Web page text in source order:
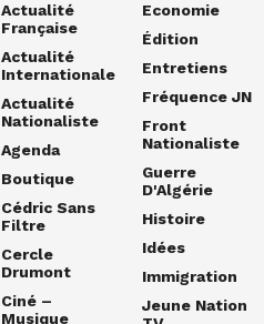
Actualité
Française
Actualité
Internationale
Actualité
Nationaliste
Agenda
Boutique
Cédric Sans
Filtre
Cercle
Drumont
Ciné –
Musique
Economie
Édition
Entretiens
Fréquence JN
Front
Nationaliste
Guerre
D'Algérie
Histoire
Idées
Immigration
Jeune Nation